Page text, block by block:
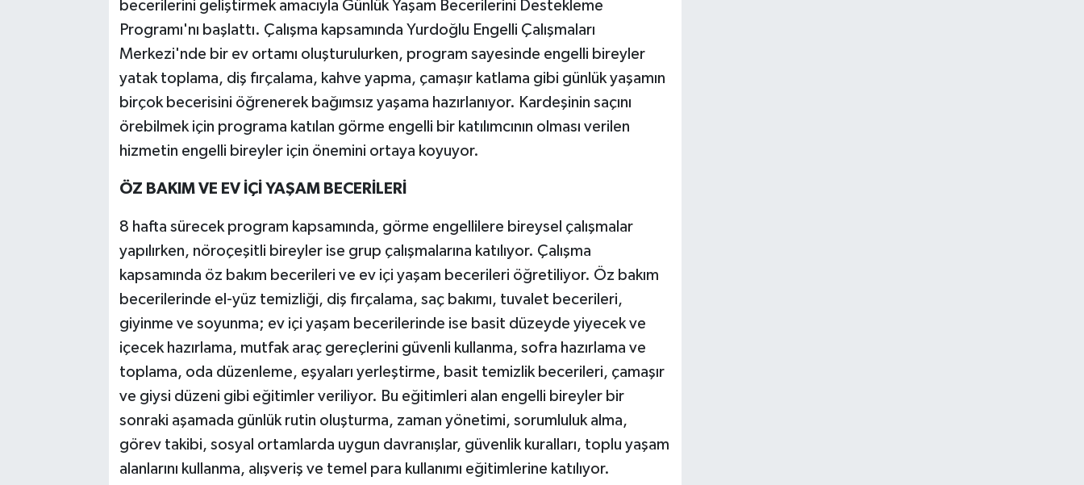
becerilerini geliştirmek amacıyla Günlük Yaşam Becerilerini Destekleme
Programı'nı başlattı. Çalışma kapsamında Yurdoğlu Engelli Çalışmaları
Merkezi'nde bir ev ortamı oluşturulurken, program sayesinde engelli bireyler
yatak toplama, diş fırçalama, kahve yapma, çamaşır katlama gibi günlük yaşamın
birçok becerisini öğrenerek bağımsız yaşama hazırlanıyor. Kardeşinin saçını
örebilmek için programa katılan görme engelli bir katılımcının olması verilen
hizmetin engelli bireyler için önemini ortaya koyuyor.
ÖZ BAKIM VE EV İÇİ YAŞAM BECERİLERİ
8 hafta sürecek program kapsamında, görme engellilere bireysel çalışmalar
yapılırken, nöroçeşitli bireyler ise grup çalışmalarına katılıyor. Çalışma
kapsamında öz bakım becerileri ve ev içi yaşam becerileri öğretiliyor. Öz bakım
becerilerinde el-yüz temizliği, diş fırçalama, saç bakımı, tuvalet becerileri,
giyinme ve soyunma; ev içi yaşam becerilerinde ise basit düzeyde yiyecek ve
içecek hazırlama, mutfak araç gereçlerini güvenli kullanma, sofra hazırlama ve
toplama, oda düzenleme, eşyaları yerleştirme, basit temizlik becerileri, çamaşır
ve giysi düzeni gibi eğitimler veriliyor. Bu eğitimleri alan engelli bireyler bir
sonraki aşamada günlük rutin oluşturma, zaman yönetimi, sorumluluk alma,
görev takibi, sosyal ortamlarda uygun davranışlar, güvenlik kuralları, toplu yaşam
alanlarını kullanma, alışveriş ve temel para kullanımı eğitimlerine katılıyor.